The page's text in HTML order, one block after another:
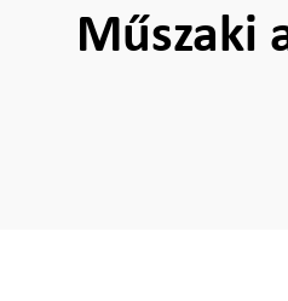
Műszaki